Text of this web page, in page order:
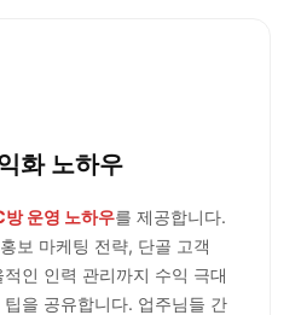
화 노하우
방 운영 노하우를 제공합니다.
보 마케팅 전략, 단골 고객
인 인력 관리까지 수익 극대
을 공유합니다. 업주님들 간